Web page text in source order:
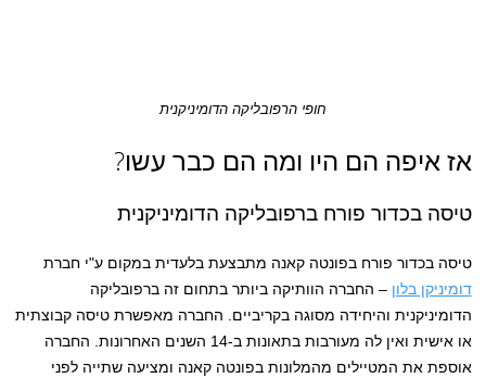
חופי הרפובליקה הדומיניקנית
אז איפה הם היו ומה הם כבר עשו?
טיסה בכדור פורח ברפובליקה הדומיניקנית
טיסה בכדור פורח בפונטה קאנה מתבצעת בלעדית במקום ע"י חברת
דומיניקן בלון – החברה הוותיקה ביותר בתחום זה ברפובליקה
הדומיניקנית והיחידה מסוגה בקריביים. החברה מאפשרת טיסה קבוצתית
או אישית ואין לה מעורבות בתאונות ב-14 השנים האחרונות. החברה
אוספת את המטיילים מהמלונות בפונטה קאנה ומציעה שתייה לפני